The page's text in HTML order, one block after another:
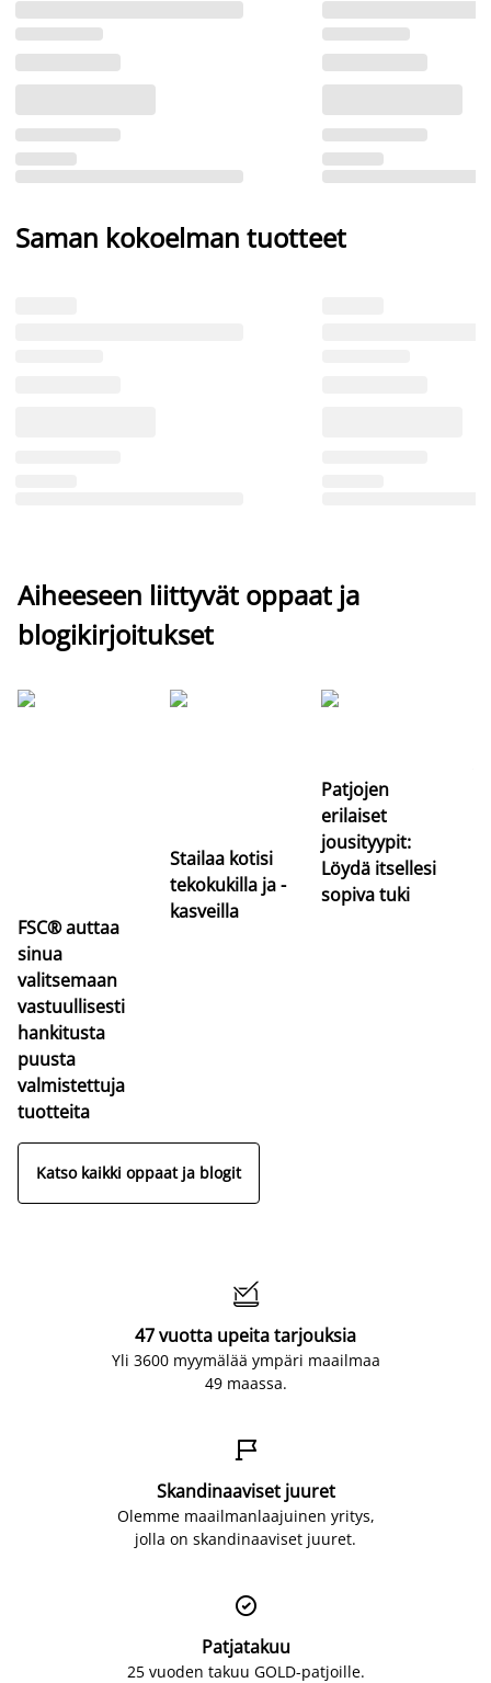
Saman kokoelman tuotteet
Aiheeseen liittyvät oppaat ja
blogikirjoitukset
FSC® auttaa
sinua
valitsemaan
vastuullisesti
hankitusta
puusta
valmistettuja
tuotteita
Stailaa kotisi
tekokukilla ja -
kasveilla
Patjojen
erilaiset
jousityypit:
Löydä itsellesi
sopiva tuki
Katso kaikki oppaat ja blogit

47 vuotta upeita tarjouksia
Yli 3600 myymälää ympäri maailmaa
49 maassa.

Skandinaaviset juuret
Olemme maailmanlaajuinen yritys,
jolla on skandinaaviset juuret.

Patjatakuu
25 vuoden takuu GOLD-patjoille.